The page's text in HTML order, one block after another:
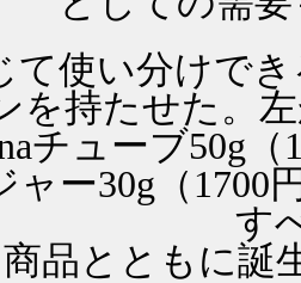
て使い分けで
を持たせた。
チューブ50g
ャー30g（1700
す
品とともに誕